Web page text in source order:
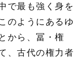
で最も強く身を
のようにあるゆ
から、冨・権
、古代の権力者